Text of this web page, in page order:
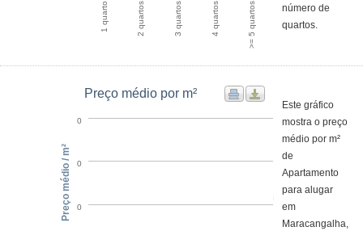
1 quarto 2 quartos 3 quartos 4 quartos >= 5 quartos
número de
quartos.
Preço médio por m²
0
0
0
Preço médio / m²
Este gráfico
mostra o preço
médio por m²
de
Apartamento
para alugar
em
Maracangalha,